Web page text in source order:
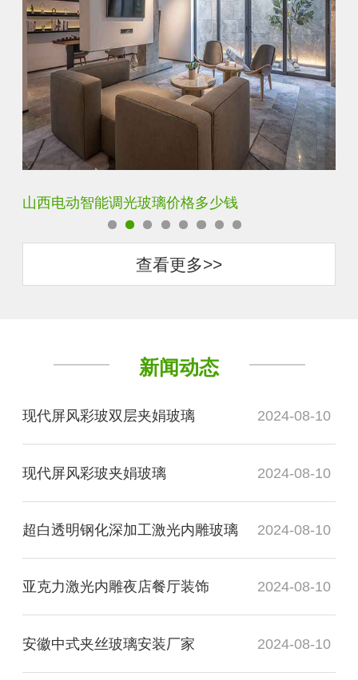
智能调光玻璃用多厚的玻璃好
查看更多>>
新闻动态
现代屏风彩玻双层夹娟玻璃 2024-08-10
现代屏风彩玻夹娟玻璃 2024-08-10
超白透明钢化深加工激光内雕玻璃 2024-08-10
亚克力激光内雕夜店餐厅装饰 2024-08-10
安徽中式夹丝玻璃安装厂家 2024-08-10